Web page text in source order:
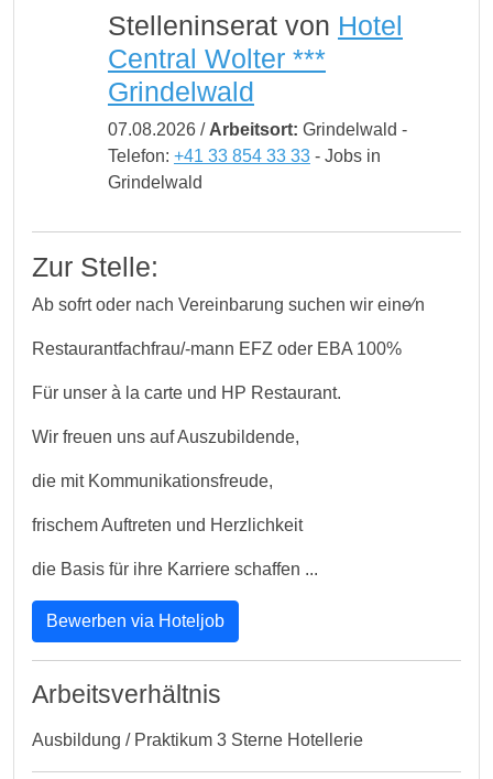
Stelleninserat von Hotel
Central Wolter ***
Grindelwald
07.08.2026 / Arbeitsort: Grindelwald -
Telefon: +41 33 854 33 33- Jobs in
Grindelwald
Zur Stelle:
Ab sofrt oder nach Vereinbarung suchen wir eine⁄n
Restaurantfachfrau/-mann EFZ oder EBA 100%
Für unser à la carte und HP Restaurant.
Wir freuen uns auf Auszubildende,
die mit Kommunikationsfreude,
frischem Auftreten und Herzlichkeit
die Basis für ihre Karriere schaffen ...
Bewerben via Hoteljob
Arbeitsverhältnis
Ausbildung / Praktikum 3 Sterne Hotellerie